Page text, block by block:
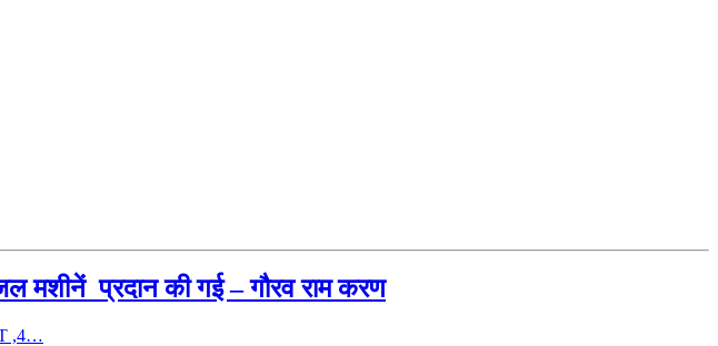
मशीनें प्रदान की गई – गौरव राम करण
,4…